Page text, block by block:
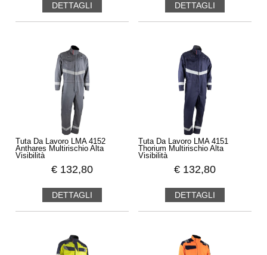
DETTAGLI DETTAGLI
Tuta Da Lavoro LMA 4152
Anthares Multirischio Alta
Visibilità
€ 132,80
DETTAGLI
Tuta Da Lavoro LMA 4151
Thorium Multirischio Alta
Visibilità
€ 132,80
DETTAGLI